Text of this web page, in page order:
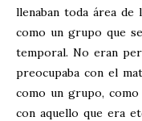
llenaban toda área de
como un grupo que
temporal. No eran
preocupaba con el
como un grupo, como
con aquello que era